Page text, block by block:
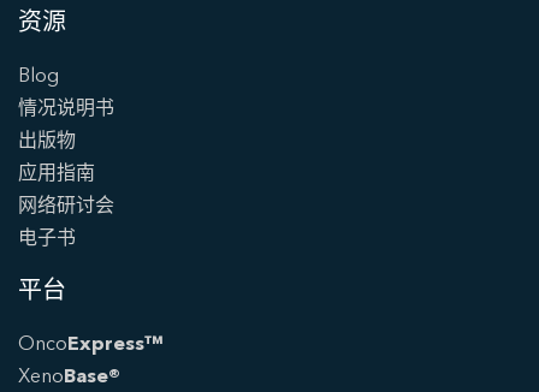
资源
Blog
情况说明书
出版物
应用指南
网络研讨会
电子书
平台
OncoExpress™
XenoBase®